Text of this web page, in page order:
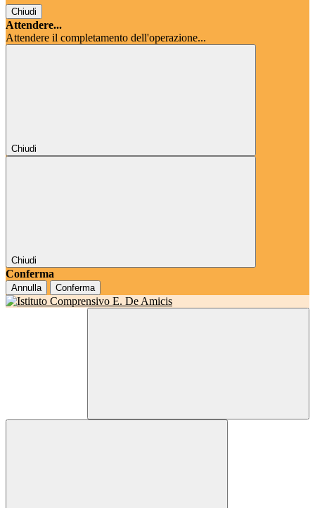
Chiudi
Attendere...
Attendere il completamento dell'operazione...
Chiudi
Chiudi
Conferma
Annulla Conferma